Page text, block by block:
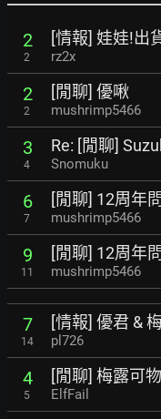
2
2
[情報] 娃娃!出
rz2x
2
2
[閒聊] 優啾
mushrimp5466
3
4
Re: [閒聊]
Snomuku
6
7
[閒聊] 12周年
mushrimp5466
9
11
[閒聊] 12周年
mushrimp5466
7
14
[情報] 優君 &
pl726
4
5
[閒聊] 梅露可
ElfFail